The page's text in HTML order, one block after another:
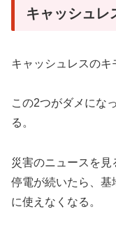
キャッシュレ
キャッシュレスのキ
この2つがダメにな
る。
災害のニュースを見
停電が続いたら、基
に使えなくなる。